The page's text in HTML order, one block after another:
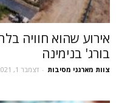
אירוע שהוא חוויה
בורג' בנימינה
צוות מארגני מסיבות - דצמבר 1, 2021